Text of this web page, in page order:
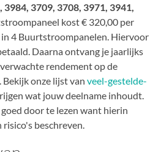
3984, 3709, 3708, 3971, 3941,
kost € 320,00 per
in 4 Buurtstroompanelen. Hiervoor
Daarna ontvang je jaarlijks
rendement op de
Bekijk onze lijst van veel-gestelde-
wat jouw deelname inhoudt.
door te lezen want hierin
beschreven.